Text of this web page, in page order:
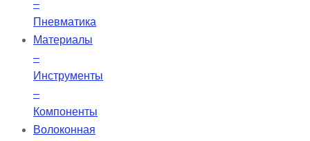
–
Пневматика
Материалы
–
Инструменты
–
Компоненты
Волоконная